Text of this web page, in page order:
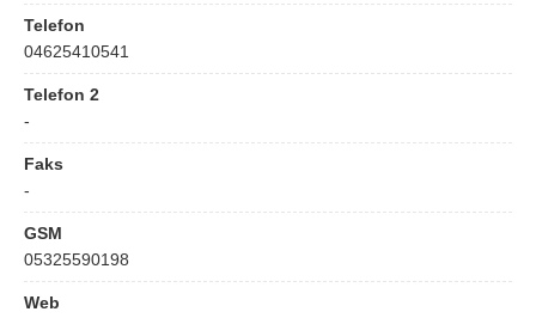
Bolu
Bursa Çanakkale
Denizli
Elazığ
Erzurum
Telefon
04625410541
Telefon 2
-
Faks
-
GSM
05325590198
Web